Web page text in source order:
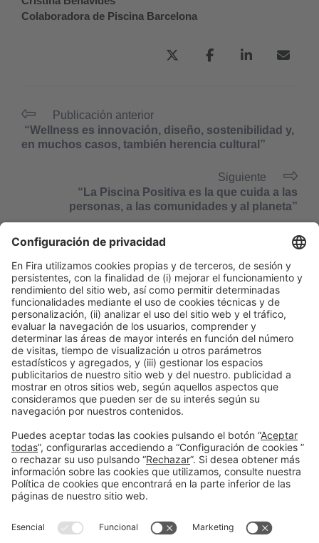
Colaboradora de Piscina Barcelona
Publicación anterior
“Wellness es innovación, diseño, sostenibilidad y,
en muchos casos, también herencia cultural”
Siguiente
“La Piscina Positiva es la que cuida a las
personas, a las comunidades y al planeta”
Información general
Aviso legal
Política de privacidad
Política de cookies
#PISCINABARCELONA
en las redes sociales